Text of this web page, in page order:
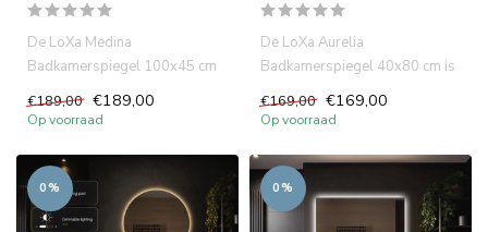
De LoXa Medina
Badkamerspiegel 100x45 cm
combineert een slank ontwerp
met slimme...
€189,00 €189,00
Op voorraad
De LoXa Aurelia
Badkamerspiegel 40x80 cm is
de ideale keuze voor wie een
compact...
€169,00 €169,00
Op voorraad
0% 0%